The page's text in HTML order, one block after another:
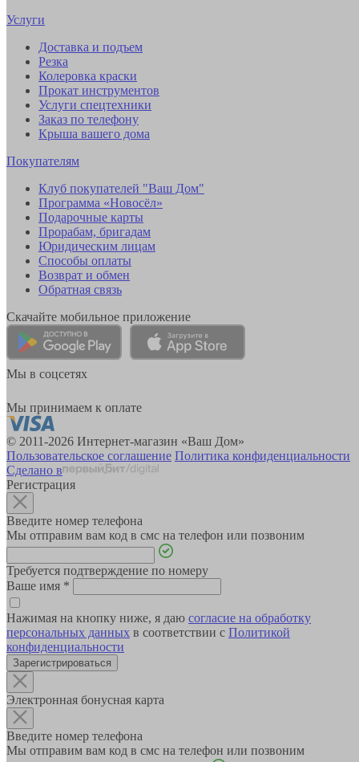
Услуги
Доставка и подъем
Резка
Колеровка краски
Прокат инструментов
Услуги спецтехники
Заказ по телефону
Крыша вашего дома
Покупателям
Клуб покупателей "Ваш Дом"
Программа «Новосёл»
Подарочные карты
Прорабам, бригадам
Юридическим лицам
Способы оплаты
Возврат и обмен
Обратная связь
Скачайте мобильное приложение
Мы в соцсетях
Мы принимаем к оплате
© 2011-2026 Интернет-магазин «Ваш Дом»
Пользовательское соглашение Политика конфиденциальности
Сделано в
Регистрация
Введите номер телефона
Мы отправим вам код в смс на телефон или позвоним
Требуется подтверждение по номеру
Ваше имя *
Нажимая на кнопку ниже, я даю согласие на обработку
персональных данных в соответствии с Политикой
конфиденциальности
Зарегистрироваться
Электронная бонусная карта
Введите номер телефона
Мы отправим вам код в смс на телефон или позвоним